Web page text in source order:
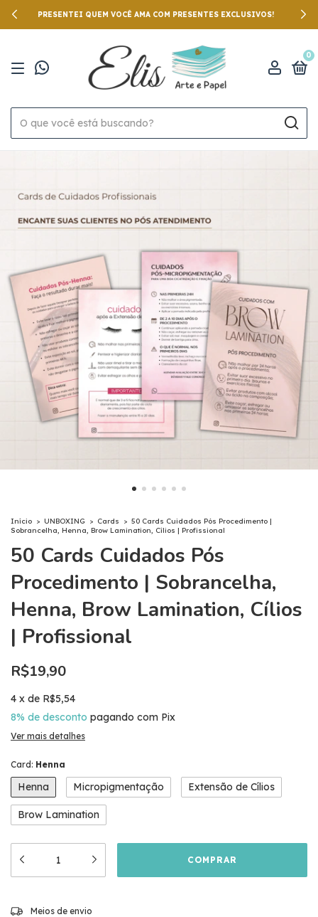
PRESENTEI QUEM VOCÊ AMA COM PRESENTES EXCLUSIVOS!
0
Início > UNBOXING > Cards > 50 Cards Cuidados Pós Procedimento |
Sobrancelha, Henna, Brow Lamination, Cílios | Profissional
50 Cards Cuidados Pós
Procedimento | Sobrancelha,
Henna, Brow Lamination, Cílios
| Profissional
R$19,90
4 x de R$5,54
8% de desconto pagando com Pix
Ver mais detalhes
Card: Henna
Henna Micropigmentação Extensão de Cílios
Brow Lamination
Entregas para o CEP:
Meios de envio